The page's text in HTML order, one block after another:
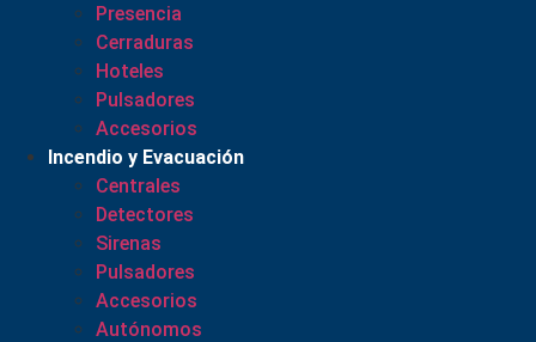
Presencia
Cerraduras
Hoteles
Pulsadores
Accesorios
Incendio y Evacuación
Centrales
Detectores
Sirenas
Pulsadores
Accesorios
Autónomos